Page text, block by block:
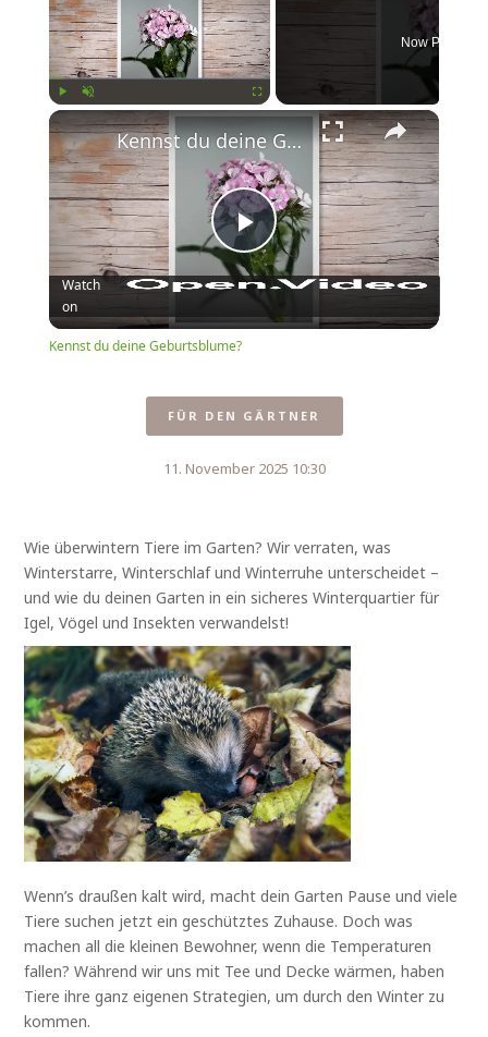
Fullscreen
Now Playing
×
Play
Video
Kennst du deine Geburtsblume?
Watch
on
Kennst du deine Geburtsblume?
FÜR DEN GÄRTNER
11. November 2025 10:30
Wie überwintern Tiere im Garten? Wir verraten, was
Winterstarre, Winterschlaf und Winterruhe unterscheidet –
und wie du deinen Garten in ein sicheres Winterquartier für
Igel, Vögel und Insekten verwandelst!
Wenn’s draußen kalt wird, macht dein Garten Pause und viele
Tiere suchen jetzt ein geschütztes Zuhause. Doch was
machen all die kleinen Bewohner, wenn die Temperaturen
fallen? Während wir uns mit Tee und Decke wärmen, haben
Tiere ihre ganz eigenen Strategien, um durch den Winter zu
kommen.